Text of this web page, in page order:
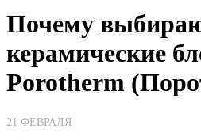
Почему
керамические
Porotherm
21 ФЕВРАЛЯ